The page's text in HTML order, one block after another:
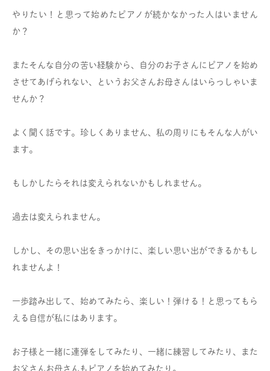
やりたい！と思って始めたピアノが続かなかった人はいません
か？
またそんな自分の苦い経験から、自分のお子さんにピアノを始め
させてあげられない、というお父さんお母さんはいらっしゃいま
せんか？
よく聞く話です。珍しくありません、私の周りにもそんな人がい
ます。
もしかしたらそれは変えられないかもしれません。
過去は変えられません。
しかし、その思い出をきっかけに、楽しい思い出ができるかもし
れませんよ！
一歩踏み出して、始めてみたら、楽しい！弾ける！と思ってもら
える自信が私にはあります。
お子様と一緒に連弾をしてみたり、一緒に練習してみたり、また
お父さんお母さんもピアノを始めてみたり。